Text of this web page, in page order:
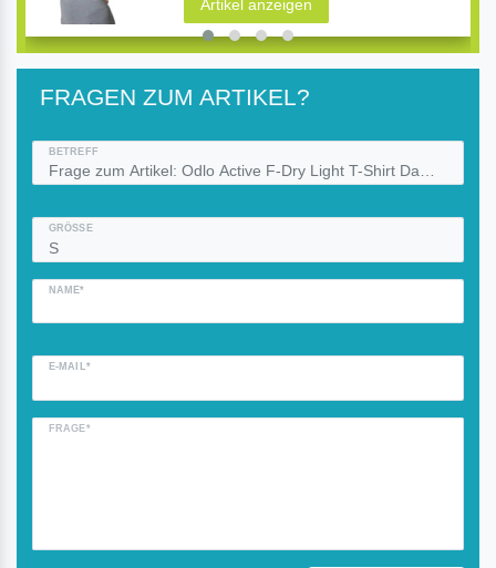
Artikel anzeigen
FRAGEN ZUM ARTIKEL?
BETREFF
GRÖSSE
NAME*
E-MAIL*
FRAGE*